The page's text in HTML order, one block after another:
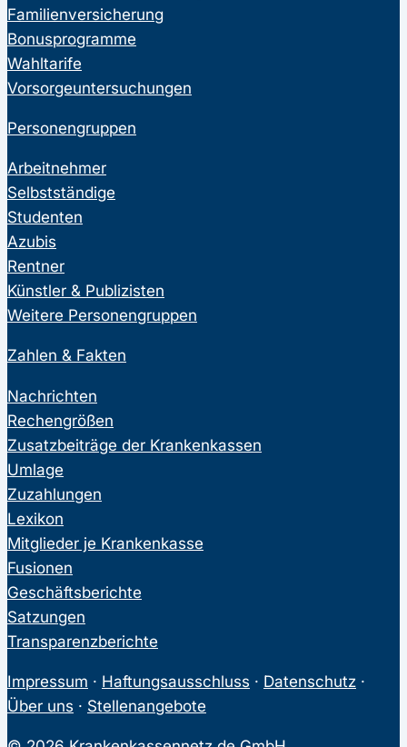
Familienversicherung
Bonusprogramme
Wahltarife
Vorsorgeuntersuchungen
Personengruppen
Arbeitnehmer
Selbstständige
Studenten
Azubis
Rentner
Künstler & Publizisten
Weitere Personengruppen
Zahlen & Fakten
Nachrichten
Rechengrößen
Zusatzbeiträge der Krankenkassen
Umlage
Zuzahlungen
Lexikon
Mitglieder je Krankenkasse
Fusionen
Geschäftsberichte
Satzungen
Transparenzberichte
Impressum · Haftungsausschluss · Datenschutz ·
Über uns · Stellenangebote